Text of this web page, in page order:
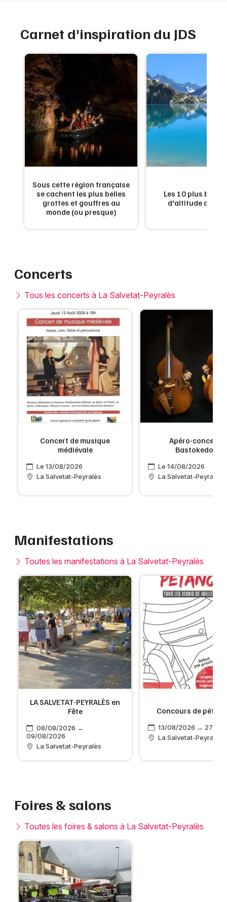
Carnet d'inspiration du JDS
Sous cette région française
se cachent les plus belles
grottes et gouffres au
monde (ou presque)
Les 10 plus
d'altitude de
Concerts
Tous les concerts à La Salvetat-Peyralès
Concert de musique
médiévale
Le 13/08/2026
La Salvetat-Peyralès
Apéro-concert -
Bastokedoo
Le 14/08/2026
La Salvetat-Peyralès
Manifestations
Toutes les manifestations à La Salvetat-Peyralès
LA SALVETAT-PEYRALÈS en
Fête
08/08/2026 →
09/08/2026
La Salvetat-Peyralès
Concours de
13/08/2026 → 27/
La Salvetat-Peyralès
Foires & salons
Toutes les foires & salons à La Salvetat-Peyralès